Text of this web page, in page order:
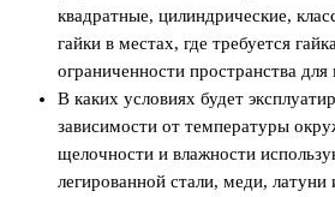
квадратные, цилиндрические,
гайки в местах, где требуется
ограниченности пространства
В каких условиях будет
зависимости от температуры
щелочности и влажности
легированной стали, меди, латуни